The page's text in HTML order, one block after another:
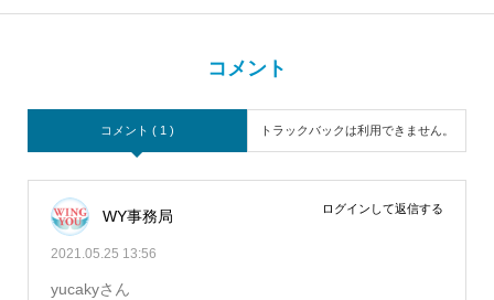
コメント
コメント ( 1 ) トラックバックは利用できません。
WY事務局
2021.05.25 13:56
ログインして返信する
yucakyさん